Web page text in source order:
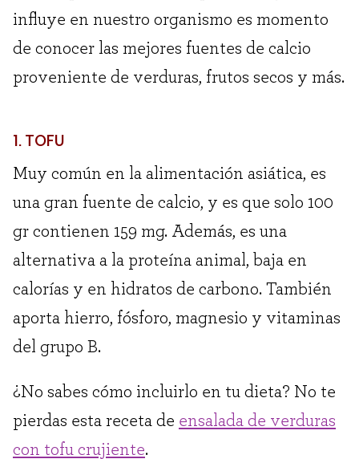
influye en nuestro organismo es momento
de conocer las mejores fuentes de calcio
proveniente de verduras, frutos secos y más.
1. TOFU
Muy común en la alimentación asiática, es
una gran fuente de calcio, y es que solo 100
gr contienen 159 mg. Además, es una
alternativa a la proteína animal, baja en
calorías y en hidratos de carbono. También
aporta hierro, fósforo, magnesio y vitaminas
del grupo B.
¿No sabes cómo incluirlo en tu dieta? No te
pierdas esta receta de ensalada de verduras
con tofu crujiente.